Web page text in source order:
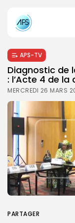
APS-TV
Diagnostic de
: l’Acte 4 de
MERCREDI 26 MARS
PARTAGER